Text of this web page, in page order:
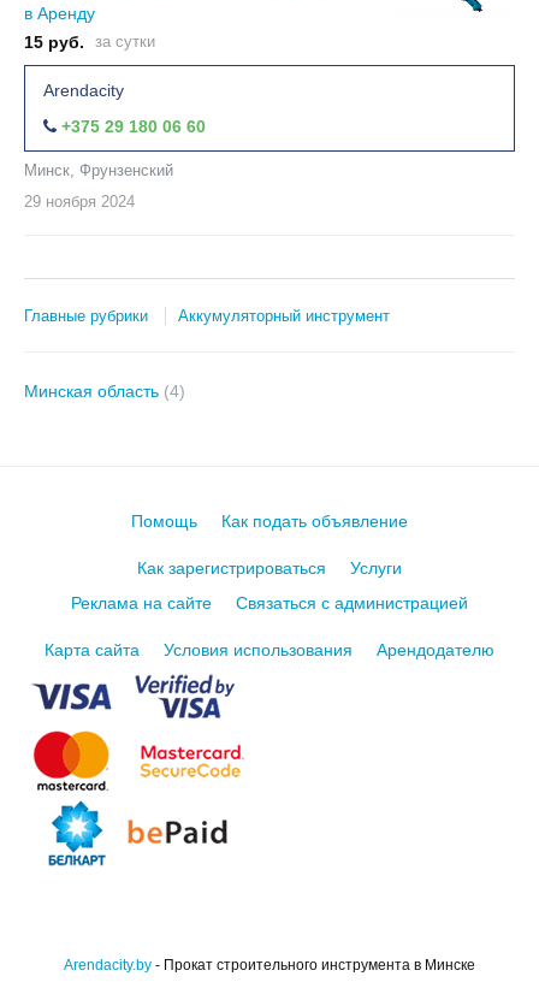
в Аренду
15 руб.
за сутки
Arendacity
+375 29 180 06 60
Минск, Фрунзенский
29 ноября 2024
Главные рубрики Аккумуляторный инструмент
Минская область (4)
Помощь Как подать объявление
Как зарегистрироваться
Услуги
Реклама на сайте
Связаться с администрацией
Карта сайта Условия использования Арендодателю
Arendacity.by - Прокат строительного инструмента в Минске